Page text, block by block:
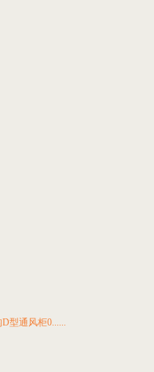
型通风柜0......